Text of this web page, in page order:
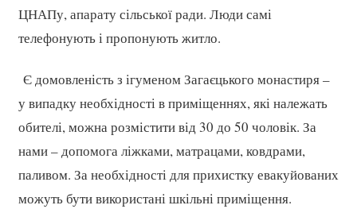
ЦНАПу, апарату сільської ради. Люди самі
телефонують і пропонують житло.
Є домовленість з ігуменом Загаєцького монастиря –
у випадку необхідності в приміщеннях, які належать
обителі, можна розмістити від 30 до 50 чоловік. За
нами – допомога ліжками, матрацами, ковдрами,
паливом. За необхідності для прихистку евакуйованих
можуть бути використані шкільні приміщення.